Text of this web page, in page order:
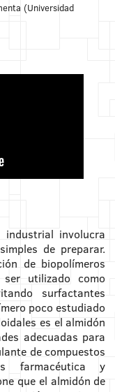
(Universidad
industrial involucra
de preparar.
de biopolímeros
utilizado como
surfactantes
poco estudiado
es el almidón
adecuadas para
de compuestos
farmacéutica y
que el almidón de